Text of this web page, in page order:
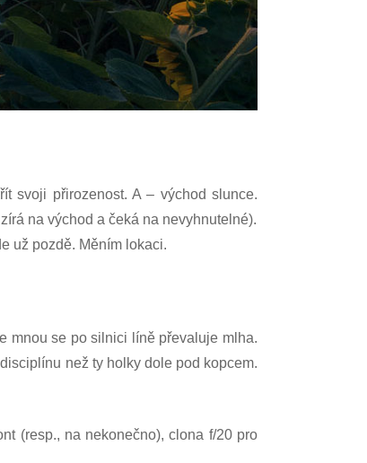
svoji přirozenost. A – východ slunce.
na východ a čeká na nevyhnutelné).
už pozdě. Měním lokaci.
mnou se po silnici líně převaluje mlha.
než ty holky dole pod kopcem.
(resp., na nekonečno), clona f/20 pro